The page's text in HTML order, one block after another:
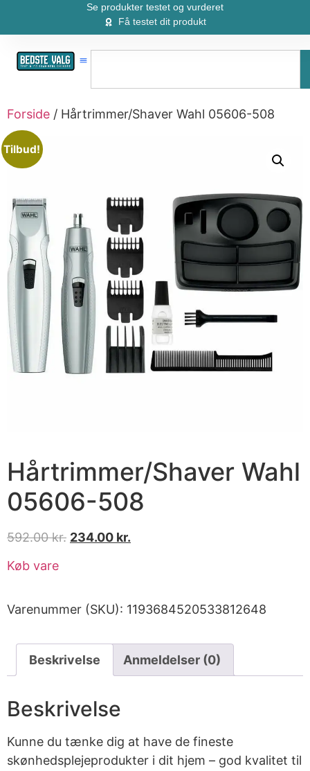
Se produkter testet og vurderet
Få testet dit produkt
Forside / Hårtrimmer/Shaver Wahl 05606-508
Tilbud!
Hårtrimmer/Shaver Wahl
05606-508
592.00kr. 234.00 kr.
Køb vare
Varenummer (SKU): 1193684520533812648
Beskrivelse Anmeldelser (0)
Beskrivelse
Kunne du tænke dig at have de fineste
skønhedsplejeprodukter i dit hjem – god kvalitet til